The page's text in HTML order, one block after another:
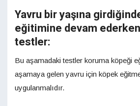
Yavru bir yaşına
eğitimine devam
testler:
Bu aşamadaki testler koruma köpeği
aşamaya gelen yavru için köpek
uygulanmalıdır.